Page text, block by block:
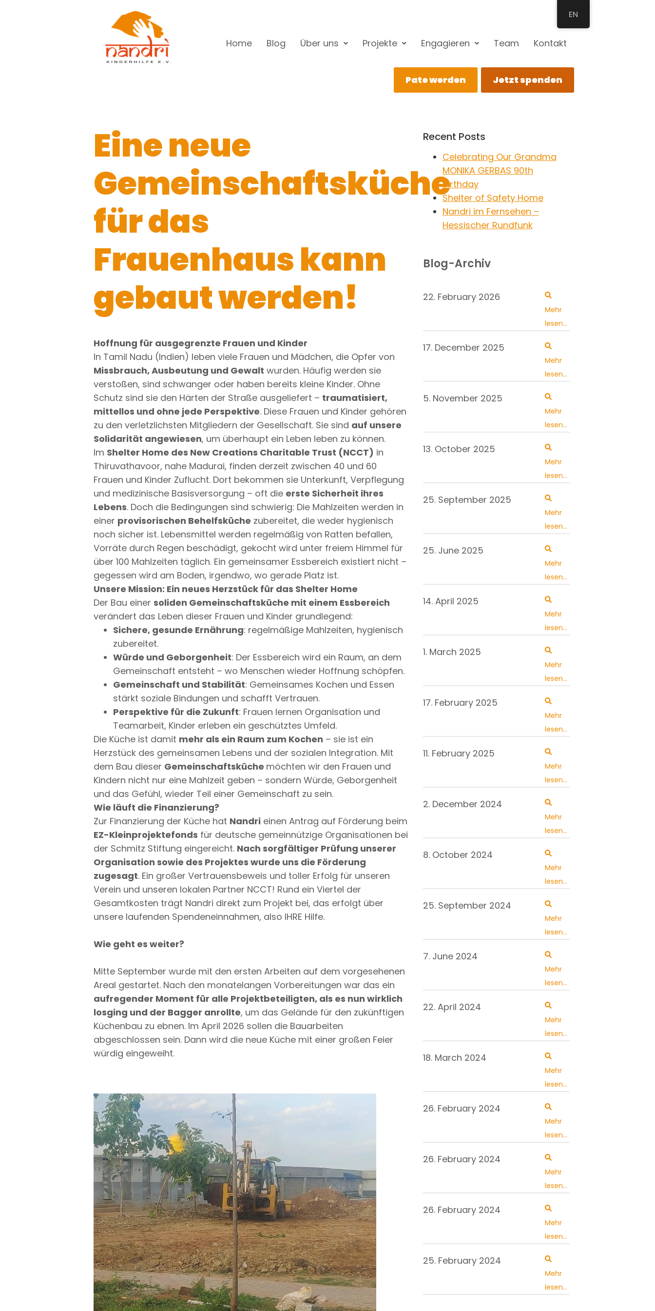
Home Blog Über uns Projekte Engagieren Team Kontakt
Pate werden Jetzt spenden
Recent Posts
Celebrating Our Grandma
MONIKA GERBAS 90th
Birthday
Shelter of Safety Home
Nandri im Fernsehen –
Hessischer Rundfunk
Blog-Archiv
22. February 2026
Mehr
lesen...
17. December 2025
Mehr
lesen...
5. November 2025
Mehr
lesen...
13. October 2025
Mehr
lesen...
25. September 2025
Mehr
lesen...
25. June 2025
Mehr
lesen...
14. April 2025
Mehr
lesen...
1. March 2025
Mehr
lesen...
17. February 2025
Mehr
lesen...
11. February 2025
Mehr
lesen...
2. December 2024
Mehr
lesen...
8. October 2024
Mehr
lesen...
25. September 2024
Mehr
lesen...
7. June 2024
Mehr
lesen...
22. April 2024
Mehr
lesen...
18. March 2024
Mehr
lesen...
26. February 2024
Mehr
lesen...
26. February 2024
Mehr
lesen...
26. February 2024
Mehr
lesen...
25. February 2024
Mehr
lesen...
Eine neue
Gemeinschaftsküche
für das
Frauenhaus kann
gebaut werden!
Hoffnung für ausgegrenzte Frauen und Kinder
In Tamil Nadu (Indien) leben viele Frauen und Mädchen, die Opfer von
Missbrauch, Ausbeutung und Gewalt wurden. Häufig werden sie
verstoßen, sind schwanger oder haben bereits kleine Kinder. Ohne
Schutz sind sie den Härten der Straße ausgeliefert – traumatisiert,
mittellos und ohne jede Perspektive. Diese Frauen und Kinder gehören
zu den verletzlichsten Mitgliedern der Gesellschaft. Sie sind auf unsere
Solidarität angewiesen, um überhaupt ein Leben leben zu können.
Im Shelter Home des New Creations Charitable Trust (NCCT) in
Thiruvathavoor, nahe Madurai, finden derzeit zwischen 40 und 60
Frauen und Kinder Zuflucht. Dort bekommen sie Unterkunft, Verpflegung
und medizinische Basisversorgung – oft die erste Sicherheit ihres
Lebens. Doch die Bedingungen sind schwierig: Die Mahlzeiten werden in
einer provisorischen Behelfsküche zubereitet, die weder hygienisch
noch sicher ist. Lebensmittel werden regelmäßig von Ratten befallen,
Vorräte durch Regen beschädigt, gekocht wird unter freiem Himmel für
über 100 Mahlzeiten täglich. Ein gemeinsamer Essbereich existiert nicht –
gegessen wird am Boden, irgendwo, wo gerade Platz ist.
Unsere Mission: Ein neues Herzstück für das Shelter Home
Der Bau einer soliden Gemeinschaftsküche mit einem Essbereich
verändert das Leben dieser Frauen und Kinder grundlegend:
Sichere, gesunde Ernährung: regelmäßige Mahlzeiten, hygienisch
zubereitet.
Würde und Geborgenheit: Der Essbereich wird ein Raum, an dem
Gemeinschaft entsteht – wo Menschen wieder Hoffnung schöpfen.
Gemeinschaft und Stabilität: Gemeinsames Kochen und Essen
stärkt soziale Bindungen und schafft Vertrauen.
Perspektive für die Zukunft: Frauen lernen Organisation und
Teamarbeit, Kinder erleben ein geschütztes Umfeld.
Die Küche ist damit mehr als ein Raum zum Kochen – sie ist ein
Herzstück des gemeinsamen Lebens und der sozialen Integration. Mit
dem Bau dieser Gemeinschaftsküche möchten wir den Frauen und
Kindern nicht nur eine Mahlzeit geben – sondern Würde, Geborgenheit
und das Gefühl, wieder Teil einer Gemeinschaft zu sein.
Wie läuft die Finanzierung?
Zur Finanzierung der Küche hat Nandri einen Antrag auf Förderung beim
EZ-Kleinprojektefonds für deutsche gemeinnützige Organisationen bei
der Schmitz Stiftung eingereicht. Nach sorgfältiger Prüfung unserer
Organisation sowie des Projektes wurde uns die Förderung
zugesagt. Ein großer Vertrauensbeweis und toller Erfolg für unseren
Verein und unseren lokalen Partner NCCT! Rund ein Viertel der
Gesamtkosten trägt Nandri direkt zum Projekt bei, das erfolgt über
unsere laufenden Spendeneinnahmen, also IHRE Hilfe.
Wie geht es weiter?
Mitte September wurde mit den ersten Arbeiten auf dem vorgesehenen
Areal gestartet. Nach den monatelangen Vorbereitungen war das ein
aufregender Moment für alle Projektbeteiligten, als es nun wirklich
losging und der Bagger anrollte, um das Gelände für den zukünftigen
Küchenbau zu ebnen. Im April 2026 sollen die Bauarbeiten
abgeschlossen sein. Dann wird die neue Küche mit einer großen Feier
würdig eingeweiht.
EN